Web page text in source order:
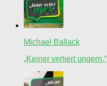
Michael Ballack
„Keiner verliert ungern.“